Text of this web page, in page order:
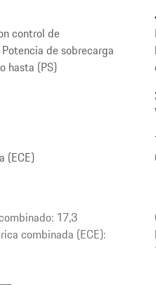
control de
de sobrecarga
hasta (PS)
(ECE)
17,3
combinada (ECE):